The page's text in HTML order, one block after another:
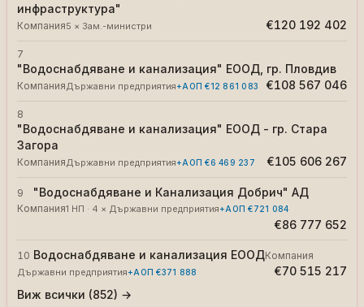
инфраструктура"
Компания5 × Зам.-министри €120 192 402
7
"Водоснабдяване и канализация" ЕООД, гр. Пловдив
КомпанияДържавни предприятия+АОП €12 861 083 €108 567 046
8
"Водоснабдяване и канализация" ЕООД - гр. Стара
Загора
КомпанияДържавни предприятия+АОП €6 469 237 €105 606 267
9 "Водоснабдяване и Канализация Добрич" АД
Компания1 НП · 4 × Държавни предприятия+АОП €721 084
€86 777 652
10 Водоснабдяване и канализация ЕООДКомпания
Държавни предприятия+АОП €371 888
€70 515 217
Виж всички (852) →